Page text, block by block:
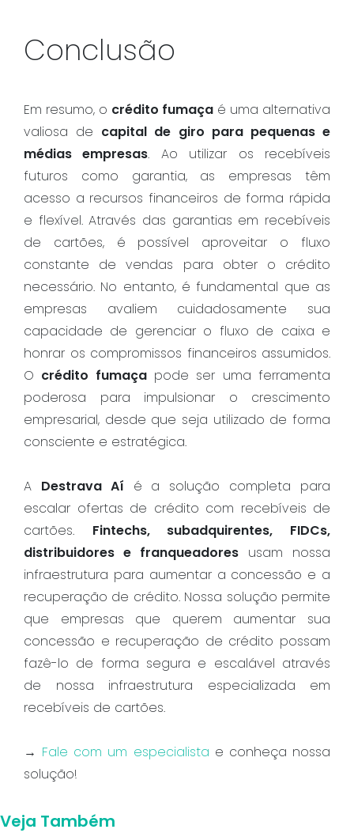
Conclusão
Em resumo, o crédito fumaça é uma alternativa
valiosa de capital de giro para pequenas e
médias empresas. Ao utilizar os recebíveis
futuros como garantia, as empresas têm
acesso a recursos financeiros de forma rápida
e flexível. Através das garantias em recebíveis
de cartões, é possível aproveitar o fluxo
constante de vendas para obter o crédito
necessário. No entanto, é fundamental que as
empresas avaliem cuidadosamente sua
capacidade de gerenciar o fluxo de caixa e
honrar os compromissos financeiros assumidos.
O crédito fumaçapode ser uma ferramenta
poderosa para impulsionar o crescimento
empresarial, desde que seja utilizado de forma
consciente e estratégica.
A Destrava Aí é a solução completa para
escalar ofertas de crédito com recebíveis de
cartões. Fintechs, subadquirentes, FIDCs,
distribuidores e franqueadores usam nossa
infraestrutura para aumentar a concessão e a
recuperação de crédito. Nossa solução permite
que empresas que querem aumentar sua
concessão e recuperação de crédito possam
fazê-lo de forma segura e escalável através
de nossa infraestrutura especializada em
recebíveis de cartões.
→ Fale com um especialista e conheça nossa
solução!
Veja Também